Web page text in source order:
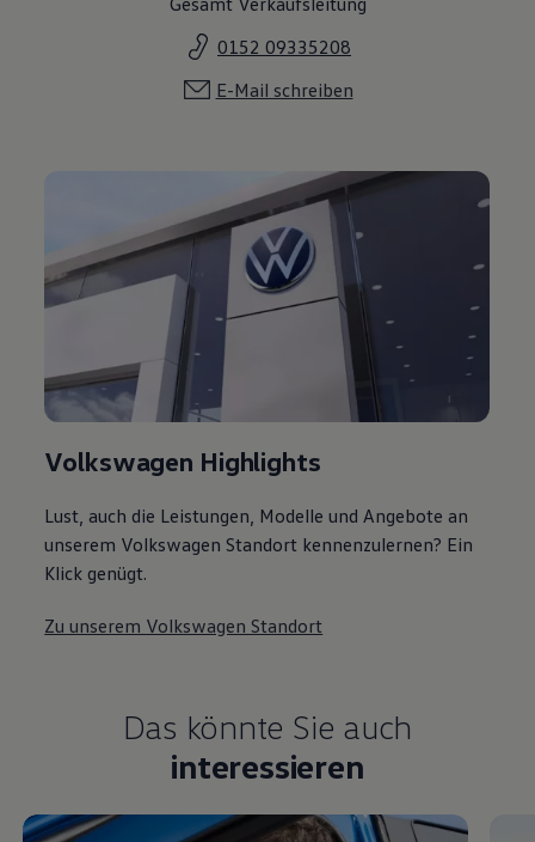
0152 09335208
E-Mail schreiben
Volkswagen Highlights
Lust, auch die Leistungen, Modelle und Angebote an
unserem Volkswagen Standort kennenzulernen? Ein
Klick genügt.
Zu unserem Volkswagen Standort
Das könnte Sie auch
interessieren